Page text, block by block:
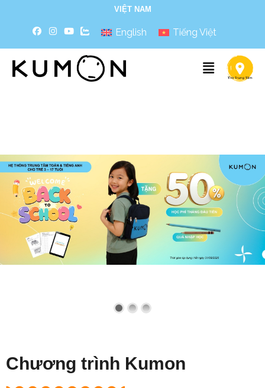
VIỆT NAM
English Tiếng Việt
Chương trình Kumon